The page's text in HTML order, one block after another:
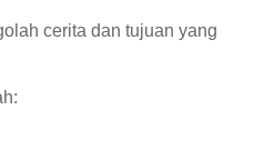
cerita dan tujuan yang